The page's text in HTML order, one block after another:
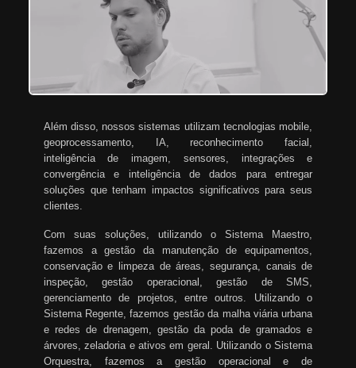
Além disso, nossos sistemas utilizam tecnologias mobile,
geoprocessamento, IA, reconhecimento facial,
inteligência de imagem, sensores, integrações e
convergência e inteligência de dados para entregar
soluções que tenham impactos significativos para seus
clientes.
Com suas soluções, utilizando o Sistema Maestro,
fazemos a gestão da manutenção de equipamentos,
conservação e limpeza de áreas, segurança, canais de
inspeção, gestão operacional, gestão de SMS,
gerenciamento de projetos, entre outros. Utilizando o
Sistema Regente, fazemos gestão da malha viária urbana
e redes de drenagem, gestão da poda de gramados e
árvores, zeladoria e ativos em geral. Utilizando o Sistema
Orquestra, fazemos a gestão operacional e de